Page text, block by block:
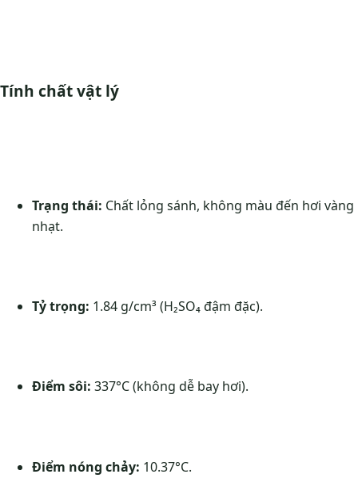
Tính chất vật lý
Trạng thái: Chất lỏng sánh, không màu đến hơi vàng
nhạt.
Tỷ trọng: 1.84 g/cm³ (H₂SO₄ đậm đặc).
Điểm sôi: 337°C (không dễ bay hơi).
Điểm nóng chảy: 10.37°C.